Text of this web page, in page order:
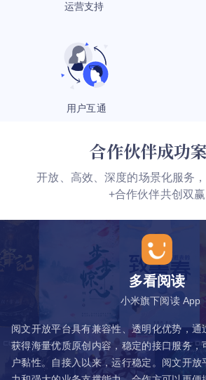
运营支持
用户互通
合作伙伴成功
开放、高效、深度的场景化服务
+合作伙伴共创双赢
阅文开放平台具有兼容性、透明化优势，通
获得海量优质原创内容，稳定的接口服务，
户黏性。自接入以来，运行稳定。阅文开
多看阅读
小米旗下阅读 App